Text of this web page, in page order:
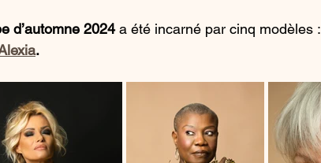
d’automne 2024 a été incarné par cinq modèles :
.